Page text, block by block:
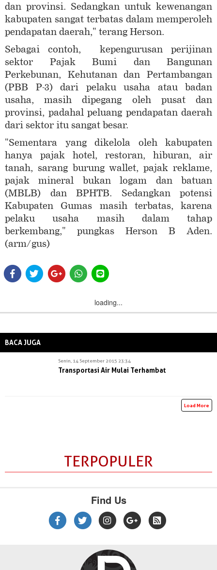
dan provinsi. Sedangkan untuk kewenangan
kabupaten sangat terbatas dalam memperoleh
pendapatan daerah," terang Herson.
Sebagai contoh, kepengurusan perijinan
sektor Pajak Bumi dan Bangunan
Perkebunan, Kehutanan dan Pertambangan
(PBB P-3) dari pelaku usaha atau badan
usaha, masih dipegang oleh pusat dan
provinsi, padahal peluang pendapatan daerah
dari sektor itu sangat besar.
"Sementara yang dikelola oleh kabupaten
hanya pajak hotel, restoran, hiburan, air
tanah, sarang burung wallet, pajak reklame,
pajak mineral bukan logam dan batuan
(MBLB) dan BPHTB. Sedangkan potensi
Kabupaten Gumas masih terbatas, karena
pelaku usaha masih dalam tahap
berkembang," pungkas Herson B Aden.
(arm/gus)
loading...
BACA JUGA
Senin, 14 September 2015 23:34
Transportasi Air Mulai Terhambat
Load More
TERPOPULER
Find Us